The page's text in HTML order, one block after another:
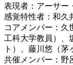
表現者：アーサー
感覚特性者：和久
コアメンバー：久
工科大学教員）、
ト）、藤川悠（茅
共催メンバー：野